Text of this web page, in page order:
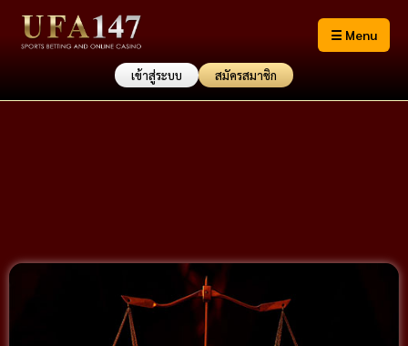
เข้าสู่ระบบ สมัครสมาชิก
☰ Menu